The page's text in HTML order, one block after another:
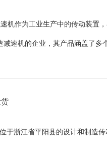
机作为工业生产中的传动装置
速机的企业，其产品涵盖了多
于浙江省平阳县的设计和制造